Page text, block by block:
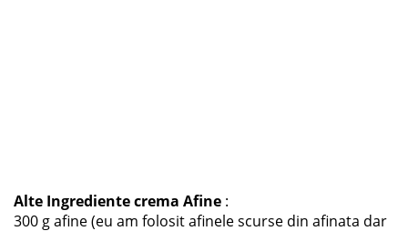
Alte Ingrediente crema Afine :
300 g afine (eu am folosit afinele scurse din afinata dar